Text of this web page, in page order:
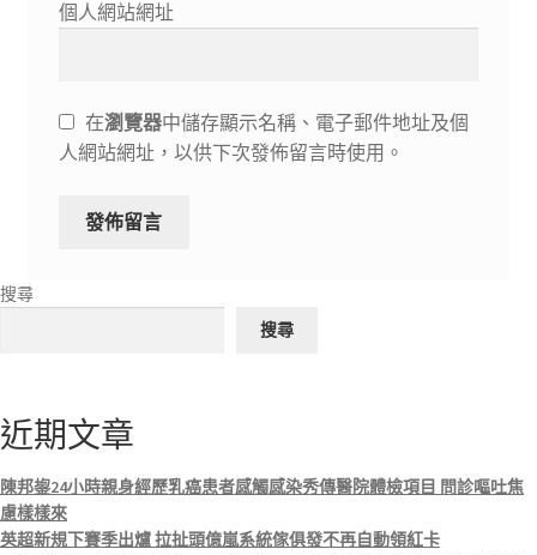
個人網站網址
在瀏覽器中儲存顯示名稱、電子郵件地址及個
人網站網址，以供下次發佈留言時使用。
搜尋
搜尋
近期文章
陳邦鋆24小時親身經歷乳癌患者感觸感染秀傳醫院體檢項目 問診嘔吐焦
慮樣樣來
英超新規下賽季出爐 拉扯頭億嵐系統傢俱發不再自動領紅卡